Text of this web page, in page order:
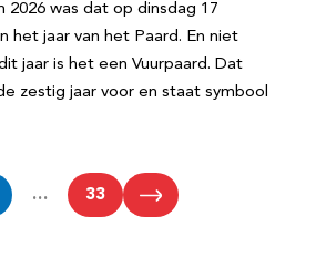
2026 was dat op dinsdag 17
het jaar van het Paard. En niet
jaar is het een Vuurpaard. Dat
zestig jaar voor en staat symbool
… 33